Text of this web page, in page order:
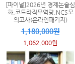
[파이널]2026년 경제논술심
화.코트라직무역량.NCS모
의고사(온라인패키지)
1,180,000원
1,062,000원